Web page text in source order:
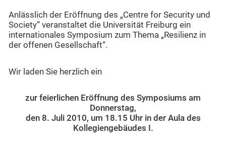
Anlässlich der Eröffnung des „Centre for Security und
Society“ veranstaltet die Universität Freiburg ein
internationales Symposium zum Thema „Resilienz in
der offenen Gesellschaft“.
Wir laden Sie herzlich ein
zur feierlichen Eröffnung des Symposiums am
Donnerstag,
den 8. Juli 2010, um 18.15 Uhr in der Aula des
Kollegiengebäudes I.